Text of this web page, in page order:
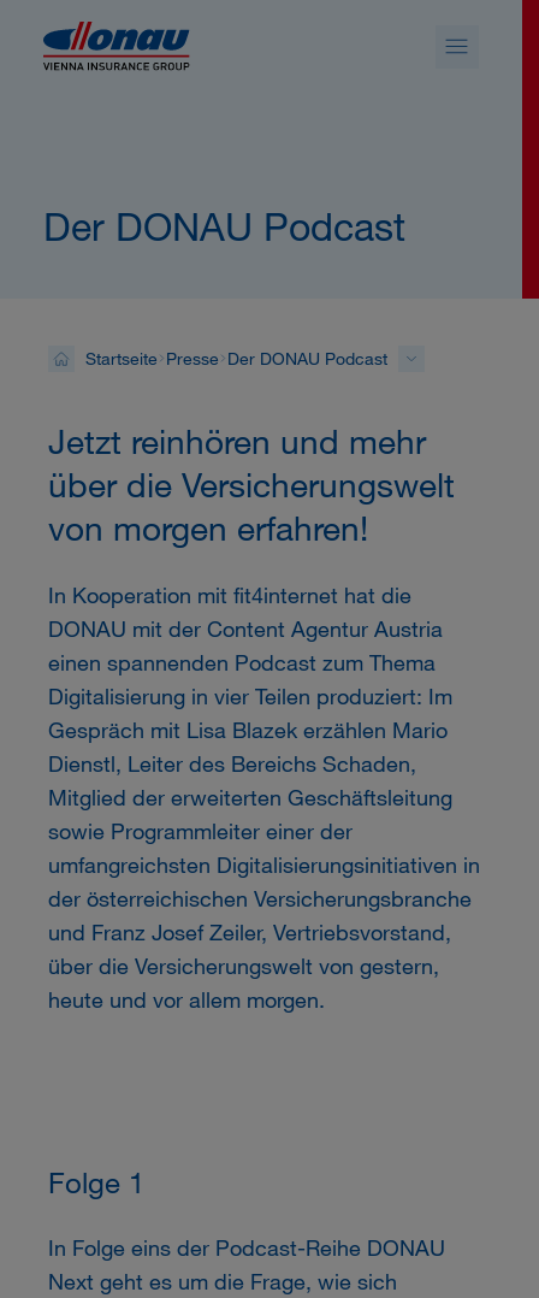
Der DONAU Podcast
Startseite Presse Der DONAU Podcast
Jetzt reinhören und mehr
über die Versicherungswelt
von morgen erfahren!
In Kooperation mit fit4internet hat die
DONAU mit der Content Agentur Austria
einen spannenden Podcast zum Thema
Digitalisierung in vier Teilen produziert: Im
Gespräch mit Lisa Blazek erzählen Mario
Dienstl, Leiter des Bereichs Schaden,
Mitglied der erweiterten Geschäftsleitung
sowie Programmleiter einer der
umfangreichsten Digitalisierungsinitiativen in
der österreichischen Versicherungsbranche
und Franz Josef Zeiler, Vertriebsvorstand,
über die Versicherungswelt von gestern,
heute und vor allem morgen.
Folge 1
In Folge eins der Podcast-Reihe DONAU
Next geht es um die Frage, wie sich